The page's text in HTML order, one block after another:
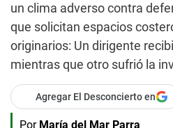
un clima adverso contra
que solicitan espacios
originarios: Un dirigente
mientras que otro sufrió la
Agregar El Desconcierto en
Por María del Mar Parra